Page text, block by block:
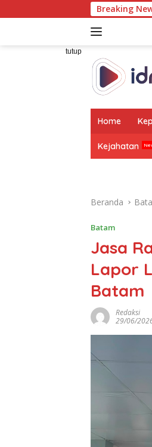
ke
Breaking
Wamenhub Tinjau
tutup
Home
Kejahatan
Beranda
Batam
Jasa
Lapor
Batam
Redaksi
29/06/